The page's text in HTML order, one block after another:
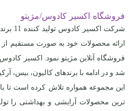
فروشگاه اکسیر کادوس/مژیتو
شرکت
ارائه محصولات خود به صورت مستقیم از
فروشگاه آنلاین مژیتو نمود. اکسیر کادوس
شد و در ادامه با برندهای کالیون، بیس،
این مجموعه همواره تلاش کرده است تا
ترین محصولات آرایشی و بهداشتی را